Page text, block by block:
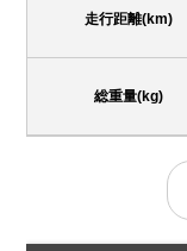
走行距離(km)
総重量(kg)